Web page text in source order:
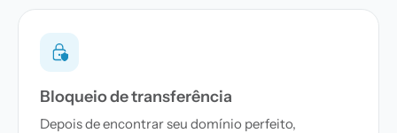
Bloqueio de transferência
Depois de encontrar seu domínio perfeito,